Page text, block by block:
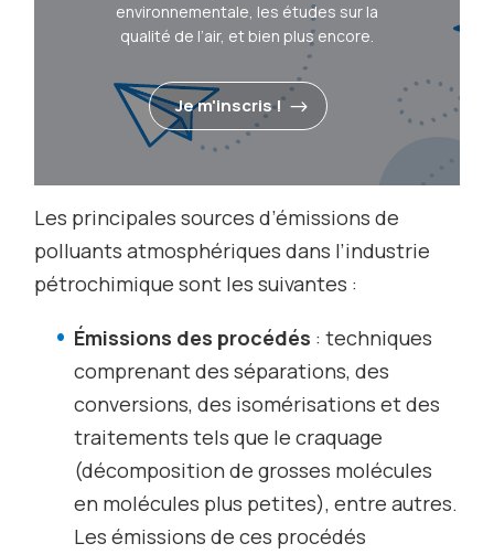
environnementale, les études sur la
qualité de l’air, et bien plus encore.
Je m'inscris !
Les principales sources d’émissions de
polluants atmosphériques dans l’industrie
pétrochimique sont les suivantes :
Émissions des procédés : techniques
comprenant des séparations, des
conversions, des isomérisations et des
traitements tels que le craquage
(décomposition de grosses molécules
en molécules plus petites), entre autres.
Les émissions de ces procédés